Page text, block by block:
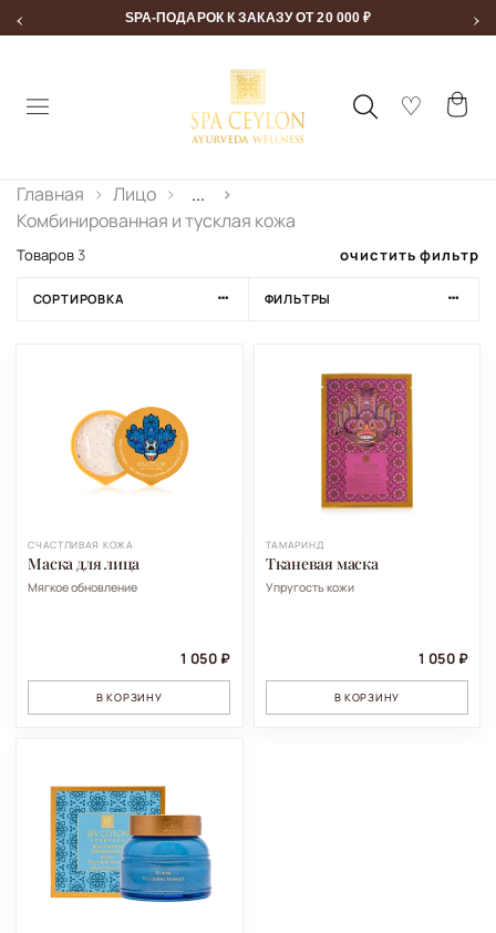
‹ SPA-ПОДАРОК К ЗАКАЗУ ОТ 20 000 ₽ ›
Главная Лицо
...
Комбинированная и тусклая кожа
Товаров3 очистить фильтр
СОРТИРОВКА ФИЛЬТРЫ
СЧАСТЛИВАЯ КОЖА
Маска для лица
Мягкое обновление
1 050 ₽
В КОРЗИНУ
ТАМАРИНД
Тканевая маска
Упругость кожи
1 050 ₽
В КОРЗИНУ